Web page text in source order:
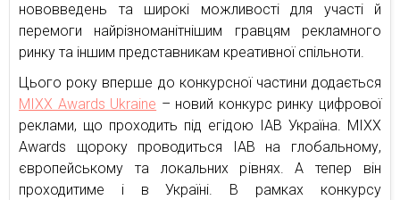
нововведень та широкі можливості для участі й
перемоги найрізноманітнішим гравцям рекламного
ринку та іншим представникам креативної спільноти.
Цього року вперше до конкурсної частини додається
MIXX Awards Ukraine – новий конкурс ринку цифрової
реклами, що проходить під егідою IAB Україна. MIXX
Awards щороку проводиться IAB на глобальному,
європейському та локальних рівнях. А тепер він
проходитиме і в Україні. В рамках конкурсу